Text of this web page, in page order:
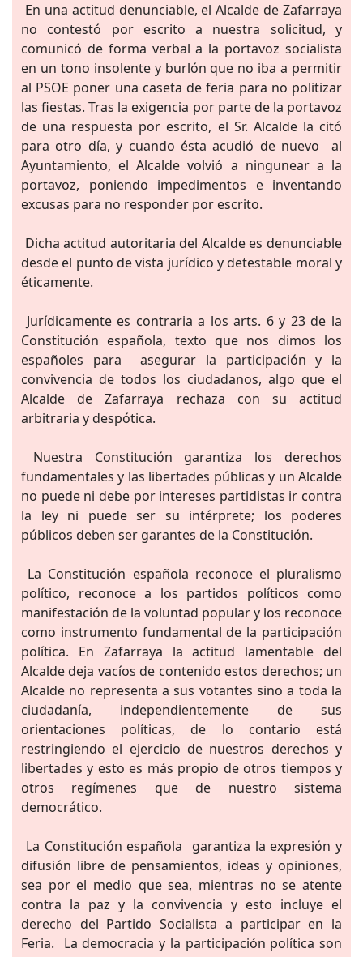
En una actitud denunciable, el Alcalde de Zafarraya
no contestó por escrito a nuestra solicitud, y
comunicó de forma verbal a la portavoz socialista
en un tono insolente y burlón que no iba a permitir
al PSOE poner una caseta de feria para no politizar
las fiestas. Tras la exigencia por parte de la portavoz
de una respuesta por escrito, el Sr. Alcalde la citó
para otro día, y cuando ésta acudió de nuevo al
Ayuntamiento, el Alcalde volvió a ningunear a la
portavoz, poniendo impedimentos e inventando
excusas para no responder por escrito.
Dicha actitud autoritaria del Alcalde es denunciable
desde el punto de vista jurídico y detestable moral y
éticamente.
Jurídicamente es contraria a los arts. 6 y 23 de la
Constitución española, texto que nos dimos los
españoles para asegurar la participación y la
convivencia de todos los ciudadanos, algo que el
Alcalde de Zafarraya rechaza con su actitud
arbitraria y despótica.
Nuestra Constitución garantiza los derechos
fundamentales y las libertades públicas y un Alcalde
no puede ni debe por intereses partidistas ir contra
la ley ni puede ser su intérprete; los poderes
públicos deben ser garantes de la Constitución.
La Constitución española reconoce el pluralismo
político, reconoce a los partidos políticos como
manifestación de la voluntad popular y los reconoce
como instrumento fundamental de la participación
política. En Zafarraya la actitud lamentable del
Alcalde deja vacíos de contenido estos derechos; un
Alcalde no representa a sus votantes sino a toda la
ciudadanía, independientemente de sus
orientaciones políticas, de lo contario está
restringiendo el ejercicio de nuestros derechos y
libertades y esto es más propio de otros tiempos y
otros regímenes que de nuestro sistema
democrático.
La Constitución española garantiza la expresión y
difusión libre de pensamientos, ideas y opiniones,
sea por el medio que sea, mientras no se atente
contra la paz y la convivencia y esto incluye el
derecho del Partido Socialista a participar en la
Feria. La democracia y la participación política son